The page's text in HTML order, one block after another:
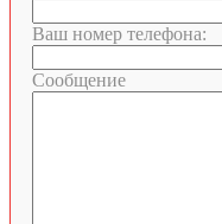
Ваш номер телефона:
Сообщение